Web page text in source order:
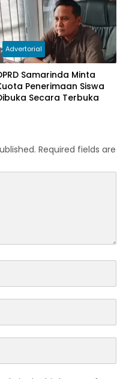
Advertorial
Samarinda Minta
Penerimaan Siswa
Secara Terbuka
Required fields are